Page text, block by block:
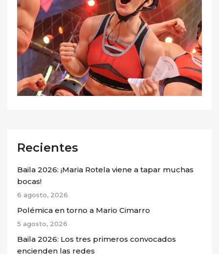
Recientes
Baila 2026: ¡Maria Rotela viene a tapar muchas
bocas!
6 agosto, 2026
Polémica en torno a Mario Cimarro
5 agosto, 2026
Baila 2026: Los tres primeros convocados
encienden las redes